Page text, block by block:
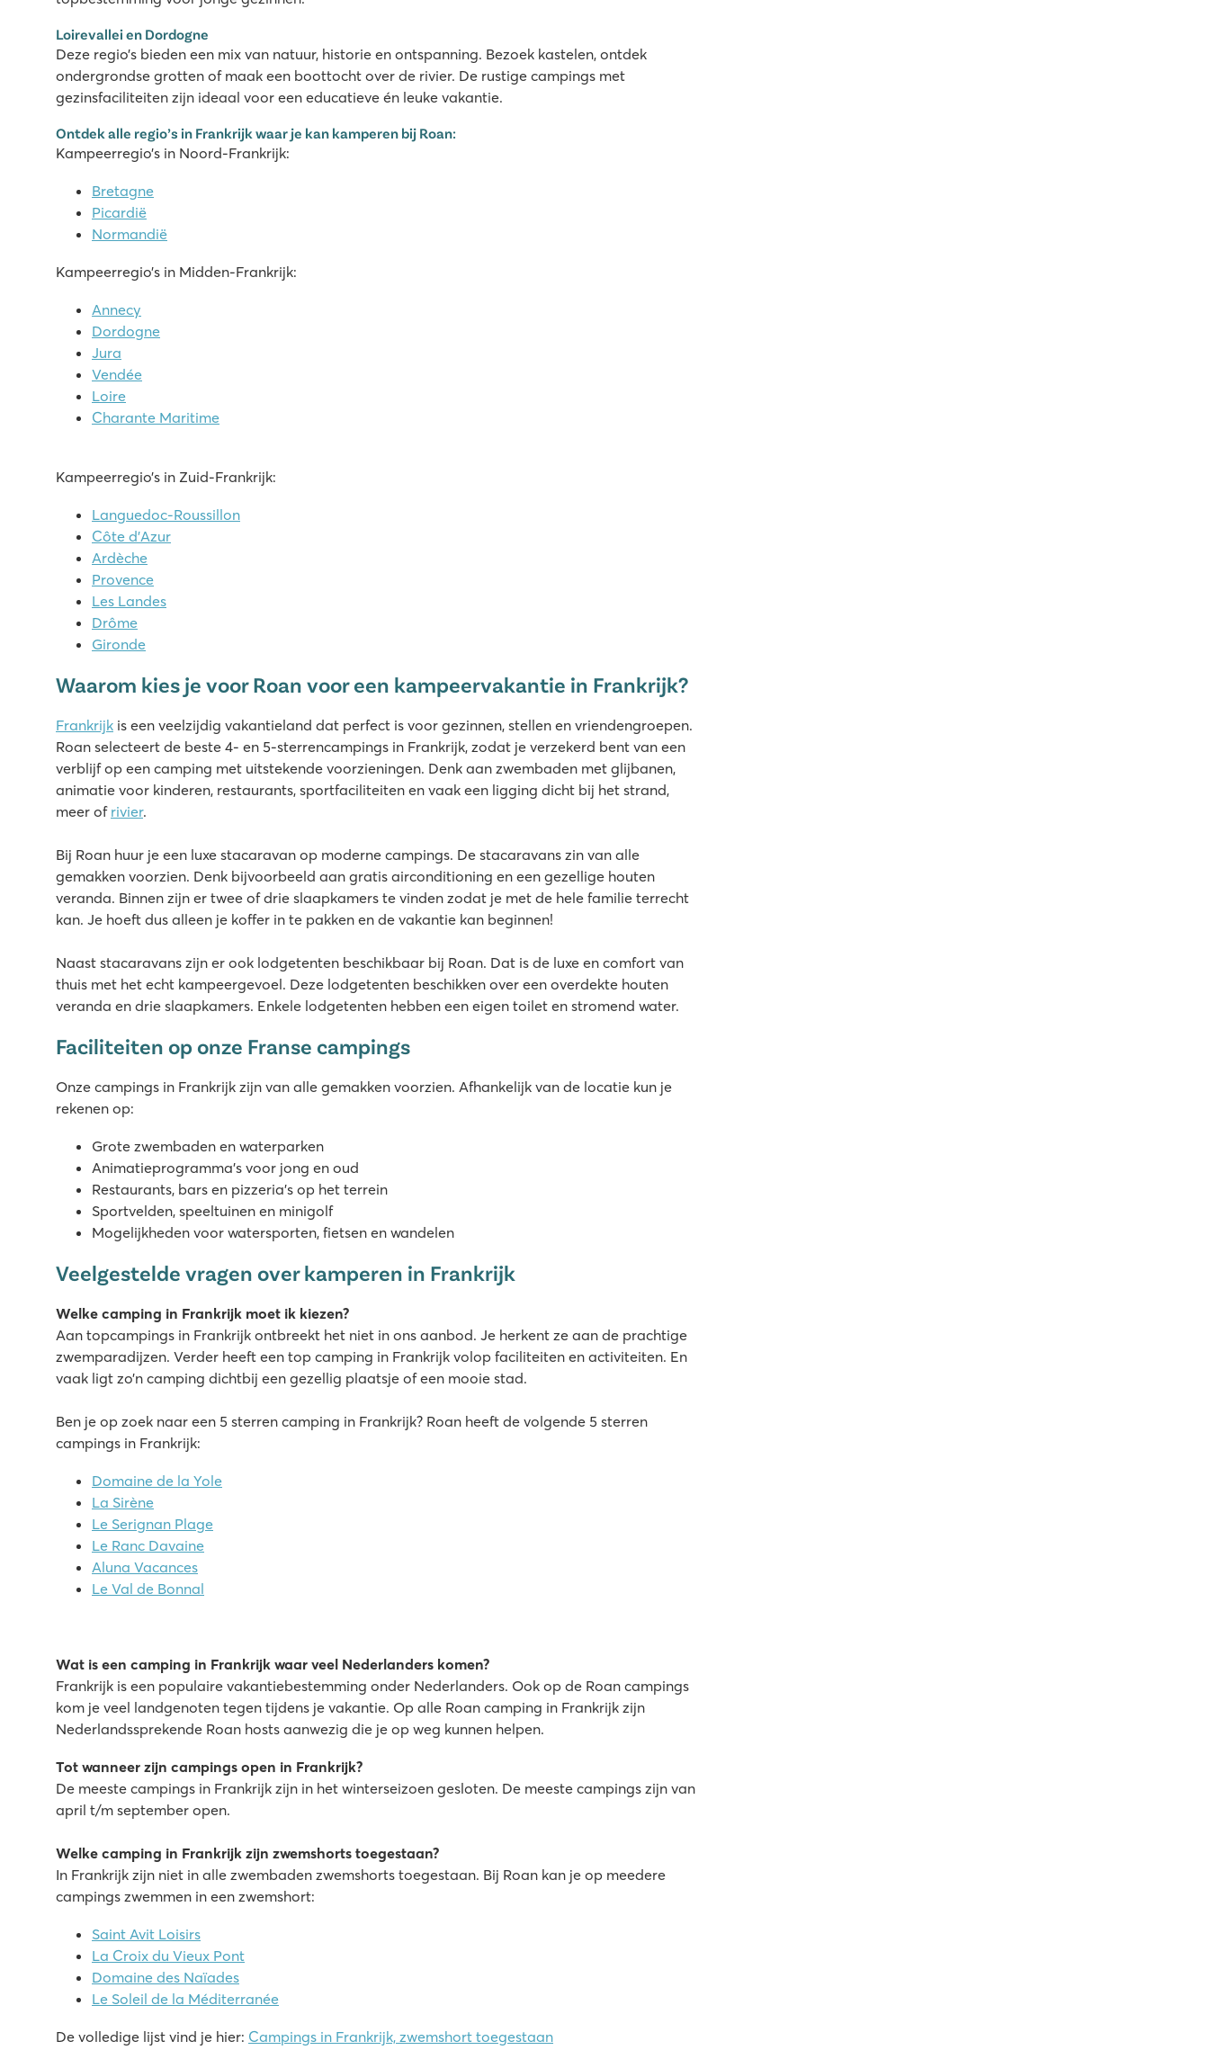
Zwembadcomplex met diverse glijbanen
Aan animatie kom je op deze camping niks te kort
Le Pommier
Frankrijk - Zuid-Frankrijk - Ardèche - Villeneuve-De-Berg
Zwembadcomplex met maar liefst 12 glijbanen
Vlakbij de prachtige Pont d'Arc
Le Ty Nadan
Le Ty Nadan
Frankrijk - Noord-Frankrijk - Bretagne - Locunolé
Verwarmd zwembadcomplex met glijbanen en ruime ligweide
Direct gelegen aan rivier D'Elle en vlakbij het strand
Le Sérignan Plage
Le Sérignan Plage
Frankrijk - Zuid-Frankrijk - Languedoc-Roussillon - Sérignan Plage
Groot kinderbad met leuke speeltoestellen en spectaculaire glijbanen
Bezoek Aqualand in Le Cap d’Agde
Domaine des Bans
Domaine des Bans
Frankrijk - Midden-Frankrijk - Vogezen - Corcieux
Leuk waterpark met glijbanen
Veel sportactiviteiten op het sportveld!
Bezoek het leuke dorpje Corcieux
Le Val de Bonnal
Le Val de Bonnal
Frankrijk - Midden-Frankrijk - Jura - Rougemont
★
Zwembadcomplex met glijbanen en waterspeeltuin
Accommodaties op zeer ruime plaatsen
4 meren bij de camping voor waterrecreatie
Loirevallei en Dordogne
Deze regio’s bieden een mix van natuur, historie en ontspanning. Bezoek kastelen, ontdek
ondergrondse grotten of maak een boottocht over de rivier. De rustige campings met
gezinsfaciliteiten zijn ideaal voor een educatieve én leuke vakantie.
Ontdek alle regio’s in Frankrijk waar je kan kamperen bij Roan:
Kampeerregio’s in Noord-Frankrijk:
Bretagne
Picardië
Normandië
Kampeerregio’s in Midden-Frankrijk:
Annecy
Dordogne
Jura
Vendée
Loire
Charante Maritime
Kampeerregio’s in Zuid-Frankrijk:
Languedoc-Roussillon
Côte d’Azur
Ardèche
Provence
Les Landes
Drôme
Gironde
Waarom kies je voor Roan voor een kampeervakantie in Frankrijk?
Frankrijk is een veelzijdig vakantieland dat perfect is voor gezinnen, stellen en vriendengroepen.
Roan selecteert de beste 4- en 5-sterrencampings in Frankrijk, zodat je verzekerd bent van een
verblijf op een camping met uitstekende voorzieningen. Denk aan zwembaden met glijbanen,
animatie voor kinderen, restaurants, sportfaciliteiten en vaak een ligging dicht bij het strand,
meer of rivier.
Bij Roan huur je een luxe stacaravan op moderne campings. De stacaravans zin van alle
gemakken voorzien. Denk bijvoorbeeld aan gratis airconditioning en een gezellige houten
veranda. Binnen zijn er twee of drie slaapkamers te vinden zodat je met de hele familie terrecht
kan. Je hoeft dus alleen je koffer in te pakken en de vakantie kan beginnen!
Naast stacaravans zijn er ook lodgetenten beschikbaar bij Roan. Dat is de luxe en comfort van
thuis met het echt kampeergevoel. Deze lodgetenten beschikken over een overdekte houten
veranda en drie slaapkamers. Enkele lodgetenten hebben een eigen toilet en stromend water.
Faciliteiten op onze Franse campings
Onze campings in Frankrijk zijn van alle gemakken voorzien. Afhankelijk van de locatie kun je
rekenen op:
Grote zwembaden en waterparken
Animatieprogramma’s voor jong en oud
Restaurants, bars en pizzeria’s op het terrein
Sportvelden, speeltuinen en minigolf
Mogelijkheden voor watersporten, fietsen en wandelen
Veelgestelde vragen over kamperen in Frankrijk
Welke camping in Frankrijk moet ik kiezen?
Aan topcampings in Frankrijk ontbreekt het niet in ons aanbod. Je herkent ze aan de prachtige
zwemparadijzen. Verder heeft een top camping in Frankrijk volop faciliteiten en activiteiten. En
vaak ligt zo’n camping dichtbij een gezellig plaatsje of een mooie stad.
Ben je op zoek naar een 5 sterren camping in Frankrijk? Roan heeft de volgende 5 sterren
campings in Frankrijk:
Domaine de la Yole
La Sirène
Le Serignan Plage
Le Ranc Davaine
Aluna Vacances
Le Val de Bonnal
Wat is een camping in Frankrijk waar veel Nederlanders komen?
Frankrijk is een populaire vakantiebestemming onder Nederlanders. Ook op de Roan campings
kom je veel landgenoten tegen tijdens je vakantie. Op alle Roan camping in Frankrijk zijn
Nederlandssprekende Roan hosts aanwezig die je op weg kunnen helpen.
Tot wanneer zijn campings open in Frankrijk?
De meeste campings in Frankrijk zijn in het winterseizoen gesloten. De meeste campings zijn van
april t/m september open.
Welke camping in Frankrijk zijn zwemshorts toegestaan?
In Frankrijk zijn niet in alle zwembaden zwemshorts toegestaan. Bij Roan kan je op meedere
campings zwemmen in een zwemshort:
Saint Avit Loisirs
La Croix du Vieux Pont
Domaine des Naïades
Le Soleil de la Méditerranée
De volledige lijst vind je hier: Campings in Frankrijk, zwemshort toegestaan